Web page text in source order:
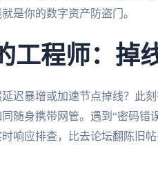
是你的数字资产防盗门。
工程师：掉
迟暴增或加速节点掉线？此
随身携带网管。遇到“密码错
响应排查，比去论坛翻陈旧